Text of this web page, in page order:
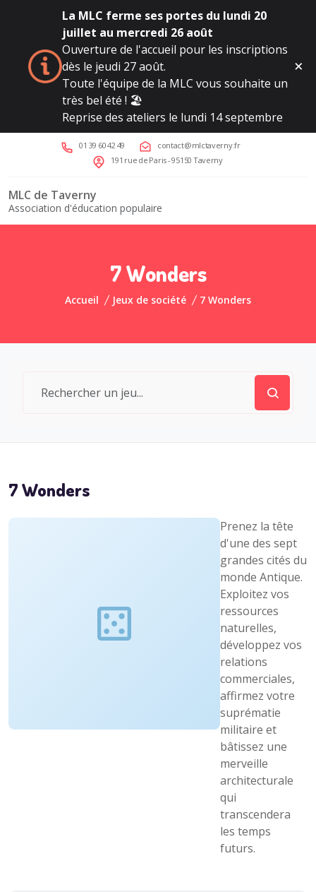
La MLC ferme ses portes du lundi 20
juillet au mercredi 26 août
Ouverture de l'accueil pour les inscriptions
dès le jeudi 27 août.
Toute l'équipe de la MLC vous souhaite un
très bel été ! 🏖️
Reprise des ateliers le lundi 14 septembre
01 39 60 42 49
contact@mlctaverny.fr
191 rue de Paris - 95150 Taverny
MLC de Taverny
Association d'éducation populaire
7 Wonders
Accueil Jeux de société 7 Wonders
7 Wonders
Prenez la tête
d'une des sept
grandes cités du
monde Antique.
Exploitez vos
ressources
naturelles,
développez vos
relations
commerciales,
affirmez votre
suprématie
militaire et
bâtissez une
merveille
architecturale
qui
transcendera
les temps
futurs.